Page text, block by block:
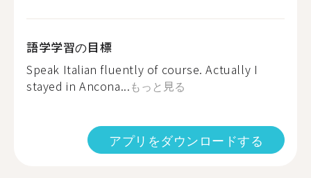
語学学習の目標
Speak Italian fluently of course. Actually I
stayed in Ancona...もっと見る
アプリをダウンロードする